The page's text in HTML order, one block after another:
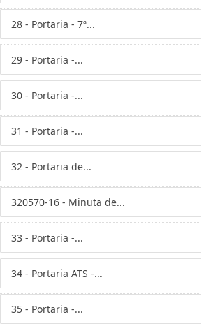
28 - Portaria - 7ª...
29 - Portaria -...
30 - Portaria -...
31 - Portaria -...
32 - Portaria de...
320570-16 - Minuta de...
33 - Portaria -...
34 - Portaria ATS -...
35 - Portaria -...